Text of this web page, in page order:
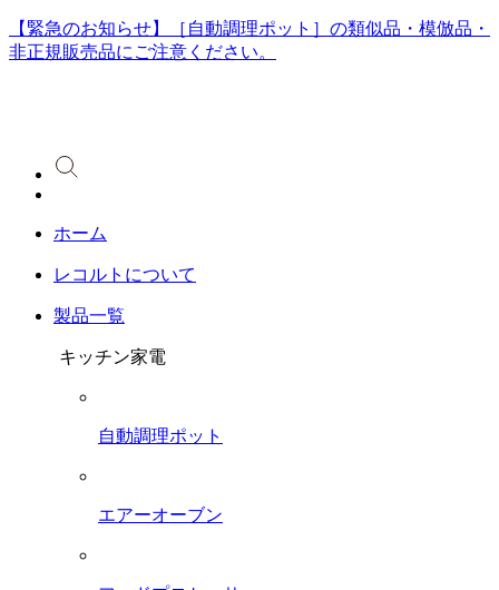
【緊急のお知らせ】［自動調理ポット］の類似品・模倣品・
非正規販売品にご注意ください。
ホーム
レコルトについて
製品一覧
キッチン家電
自動調理ポット
エアーオーブン